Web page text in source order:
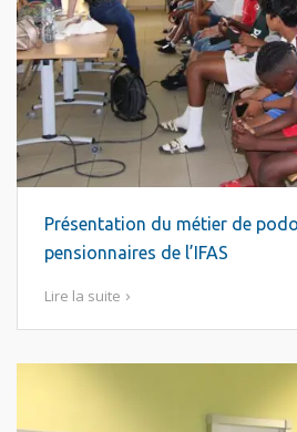
Présentation du métier de
pensionnaires de l’IFAS
Lire la suite